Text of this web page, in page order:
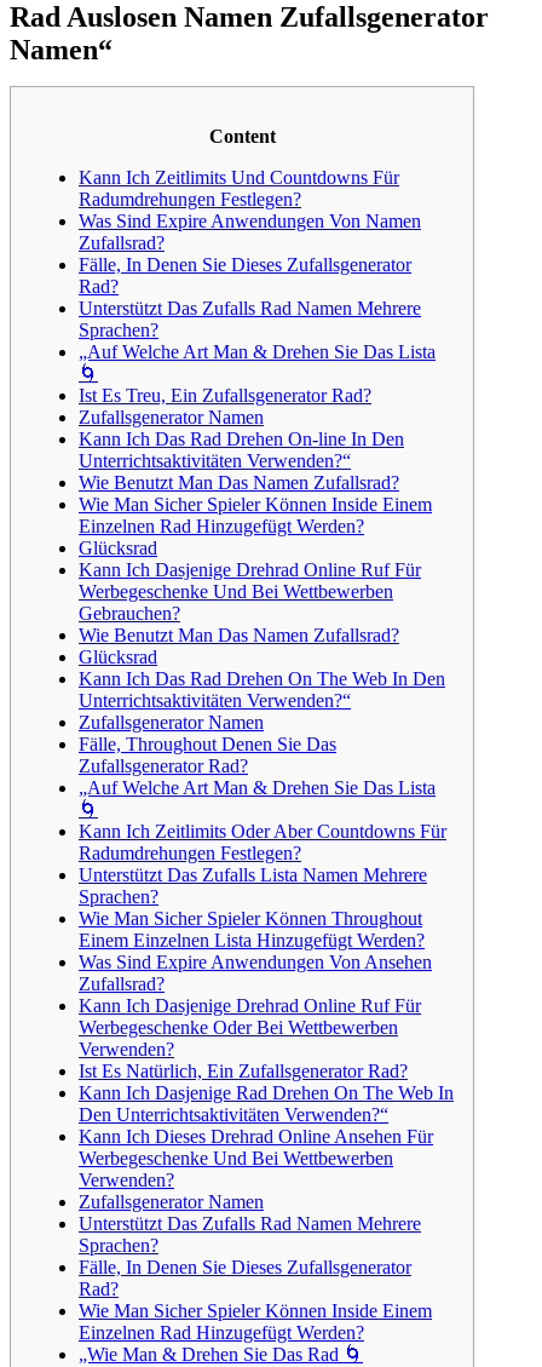
Rad Auslosen Namen Zufallsgenerator
Namen“
Content
Kann Ich Zeitlimits Und Countdowns Für
Radumdrehungen Festlegen?
Was Sind Expire Anwendungen Von Namen
Zufallsrad?
Fälle, In Denen Sie Dieses Zufallsgenerator
Rad?
Unterstützt Das Zufalls Rad Namen Mehrere
Sprachen?
„Auf Welche Art Man & Drehen Sie Das Lista
🌀
Ist Es Treu, Ein Zufallsgenerator Rad?
Zufallsgenerator Namen
Kann Ich Das Rad Drehen On-line In Den
Unterrichtsaktivitäten Verwenden?“
Wie Benutzt Man Das Namen Zufallsrad?
Wie Man Sicher Spieler Können Inside Einem
Einzelnen Rad Hinzugefügt Werden?
Glücksrad
Kann Ich Dasjenige Drehrad Online Ruf Für
Werbegeschenke Und Bei Wettbewerben
Gebrauchen?
Wie Benutzt Man Das Namen Zufallsrad?
Glücksrad
Kann Ich Das Rad Drehen On The Web In Den
Unterrichtsaktivitäten Verwenden?“
Zufallsgenerator Namen
Fälle, Throughout Denen Sie Das
Zufallsgenerator Rad?
„Auf Welche Art Man & Drehen Sie Das Lista
🌀
Kann Ich Zeitlimits Oder Aber Countdowns Für
Radumdrehungen Festlegen?
Unterstützt Das Zufalls Lista Namen Mehrere
Sprachen?
Wie Man Sicher Spieler Können Throughout
Einem Einzelnen Lista Hinzugefügt Werden?
Was Sind Expire Anwendungen Von Ansehen
Zufallsrad?
Kann Ich Dasjenige Drehrad Online Ruf Für
Werbegeschenke Oder Bei Wettbewerben
Verwenden?
Ist Es Natürlich, Ein Zufallsgenerator Rad?
Kann Ich Dasjenige Rad Drehen On The Web In
Den Unterrichtsaktivitäten Verwenden?“
Kann Ich Dieses Drehrad Online Ansehen Für
Werbegeschenke Und Bei Wettbewerben
Verwenden?
Zufallsgenerator Namen
Unterstützt Das Zufalls Rad Namen Mehrere
Sprachen?
Fälle, In Denen Sie Dieses Zufallsgenerator
Rad?
Wie Man Sicher Spieler Können Inside Einem
Einzelnen Rad Hinzugefügt Werden?
„Wie Man & Drehen Sie Das Rad 🌀